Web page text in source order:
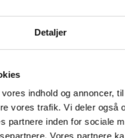
Detaljer
indhold og annoncer,
vores trafik. Vi deler også
partnere inden for sociale
Vores partnere